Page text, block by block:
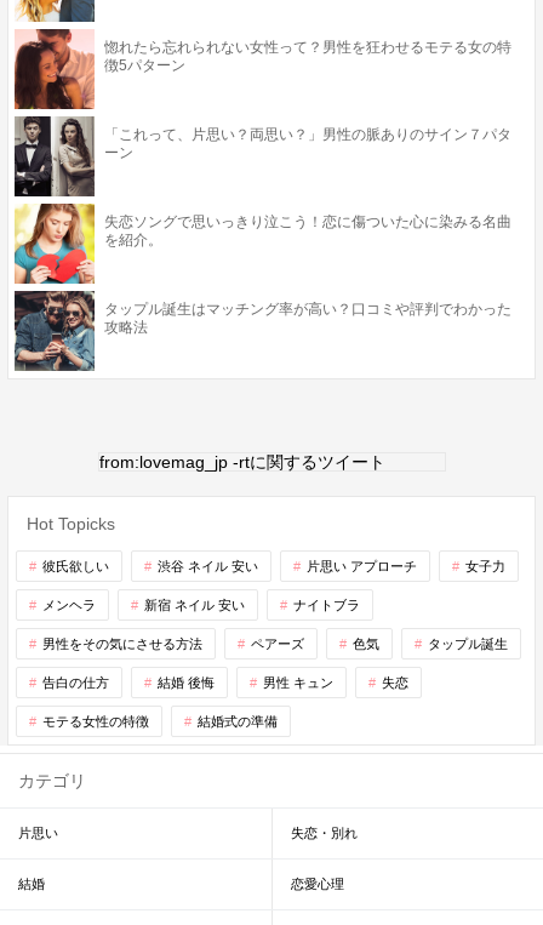
惚れたら忘れられない女性って？男性を狂わせるモテる女の特
徴5パターン
「これって、片思い？両思い？」男性の脈ありのサイン７パタ
ーン
失恋ソングで思いっきり泣こう！恋に傷ついた心に染みる名曲
を紹介。
タップル誕生はマッチング率が高い？口コミや評判でわかった
攻略法
from:lovemag_jp -rtに関するツイート
Hot Topicks
彼氏欲しい 渋谷 ネイル 安い 片思い アプローチ 女子力
メンヘラ 新宿 ネイル 安い ナイトブラ
男性をその気にさせる方法 ペアーズ 色気 タップル誕生
告白の仕方 結婚 後悔 男性 キュン 失恋
モテる女性の特徴 結婚式の準備
カテゴリ
片思い 失恋・別れ
結婚 恋愛心理